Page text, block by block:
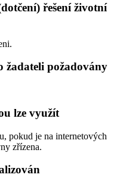
řešení životní
žadateli požadovány
lze využít
pokud je na internetových
zřízena.